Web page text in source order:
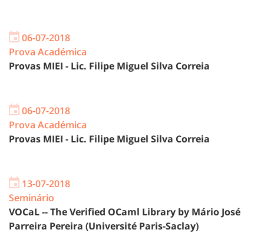
06-07-2018
Prova Académica
Provas MIEI - Lic. Filipe Miguel Silva Correia
06-07-2018
Prova Académica
Provas MIEI - Lic. Filipe Miguel Silva Correia
13-07-2018
Seminário
VOCaL -- The Verified OCaml Library by Mário José
Parreira Pereira (Université Paris-Saclay)